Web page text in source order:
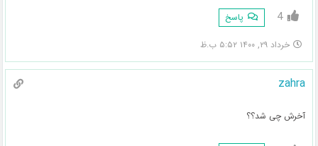
4 پاسخ
خرداد ۲۹, ۱۴۰۰ ۵:۵۲ ب.ظ
zahra
آخرش چی شد؟؟